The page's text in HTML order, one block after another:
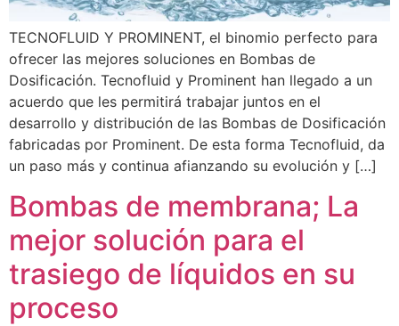
TECNOFLUID Y PROMINENT, el binomio perfecto para
ofrecer las mejores soluciones en Bombas de
Dosificación. Tecnofluid y Prominent han llegado a un
acuerdo que les permitirá trabajar juntos en el
desarrollo y distribución de las Bombas de Dosificación
fabricadas por Prominent. De esta forma Tecnofluid, da
un paso más y continua afianzando su evolución y […]
Bombas de membrana; La
mejor solución para el
trasiego de líquidos en su
proceso